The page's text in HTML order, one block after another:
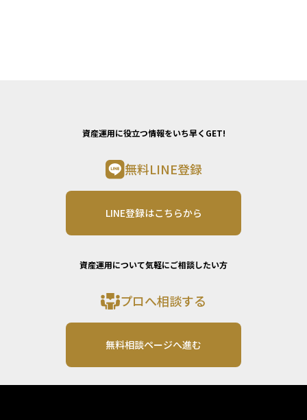
資産運用に役立つ情報をいち早くGET!
無料LINE登録
LINE登録はこちらから
資産運用について気軽にご相談したい方
プロへ相談する
無料相談ページへ進む